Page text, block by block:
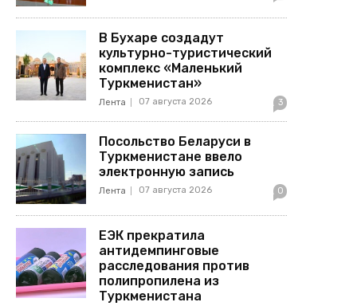
В Бухаре создадут
культурно-туристический
комплекс «Маленький
Туркменистан»
Лента 07 августа 2026 3
Посольство Беларуси в
Туркменистане ввело
электронную запись
Лента 07 августа 2026 0
ЕЭК прекратила
антидемпинговые
расследования против
полипропилена из
Туркменистана